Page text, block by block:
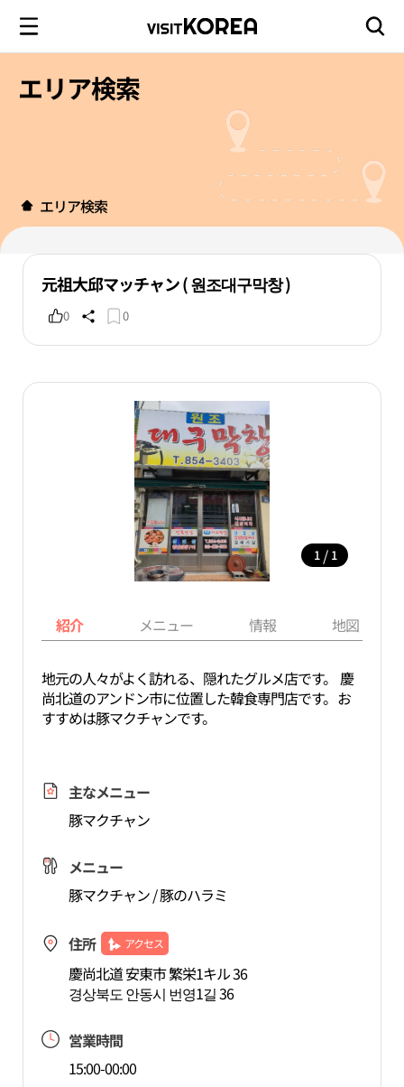
エリア検索
エリア検索
元祖大邱マッチャン ( 원조대구막창 )
0 0
1 / 1
紹介 メニュー 情報 地図
地元の人々がよく訪れる、隠れたグルメ店です。 慶
尚北道のアンドン市に位置した韓食専門店です。お
すすめは豚マクチャンです。
主なメニュー
豚マクチャン
メニュー
豚マクチャン / 豚のハラミ
住所 アクセス
慶尚北道 安東市 繁栄1キル 36
경상북도 안동시 번영1길 36
営業時間
15:00-00:00